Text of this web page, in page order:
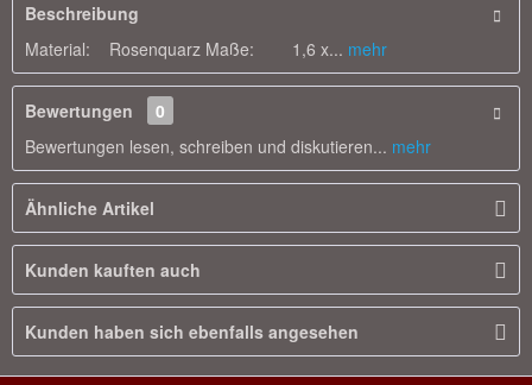
Beschreibung
Material: Rosenquarz Maße: 1,6 x... mehr
Bewertungen
0
Bewertungen lesen, schreiben und diskutieren... mehr
Ähnliche Artikel
Kunden kauften auch
Kunden haben sich ebenfalls angesehen